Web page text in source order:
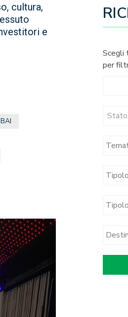
cultura,
e
Scegli
per
Stato